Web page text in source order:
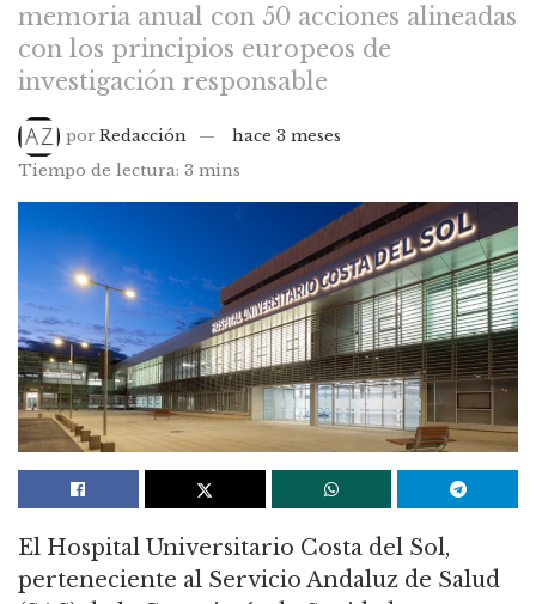
memoria anual con 50 acciones alineadas
con los principios europeos de
investigación responsable
por Redacción
hace 3 meses
Tiempo de lectura: 3 mins
El Hospital Universitario Costa del Sol,
perteneciente al Servicio Andaluz de Salud